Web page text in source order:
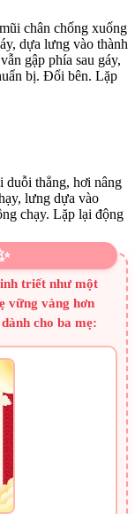
chân chống xuống
dựa lưng vào thành
gập phía sau gáy,
bị. Đổi bên. Lặp
duỗi thẳng, hơi nâng
lưng dựa vào
chạy. Lặp lại động
triết như một
vững vàng hơn
cho ba mẹ: